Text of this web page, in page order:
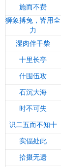
施而不费
狮象搏兔，皆用全
力
湿肉伴干柴
十里长亭
什围伍攻
石沉大海
时不可失
识二五而不知十
实偪处此
拾掇无遗